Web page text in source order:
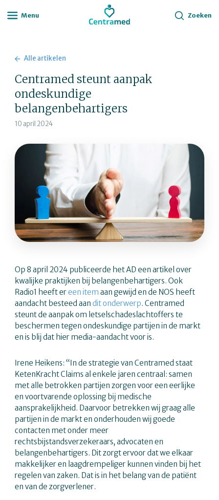
Menu Zoeken
Alle artikelen
Centramed steunt aanpak
ondeskundige
belangenbehartigers
10 april 2024
Op 8 april 2024 publiceerde het AD een artikel over
kwalijke praktijken bij belangenbehartigers. Ook
Radio1 heeft ereen item aan gewijd en de NOS heeft
aandacht besteed aan dit onderwerp. Centramed
steunt de aanpak om letselschadeslachtoffers te
beschermen tegen ondeskundige partijen in de markt
en is blij dat hier media-aandacht voor is.
Irene Heikens: “In de strategie van Centramed staat
KetenKracht Claims al enkele jaren centraal: samen
met alle betrokken partijen zorgen voor een eerlijke
en voortvarende oplossing bij medische
aansprakelijkheid. Daarvoor betrekken wij graag alle
partijen in de markt en onderhouden wij goede
contacten met onder meer
rechtsbijstandsverzekeraars, advocaten en
belangenbehartigers. Dit zorgt ervoor dat we elkaar
makkelijker en laagdrempeliger kunnen vinden bij het
regelen van zaken. Dat is in het belang van de patiënt
en van de zorgverlener.